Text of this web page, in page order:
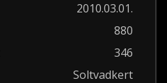
2010.03.01.
880
346
Soltvadkert